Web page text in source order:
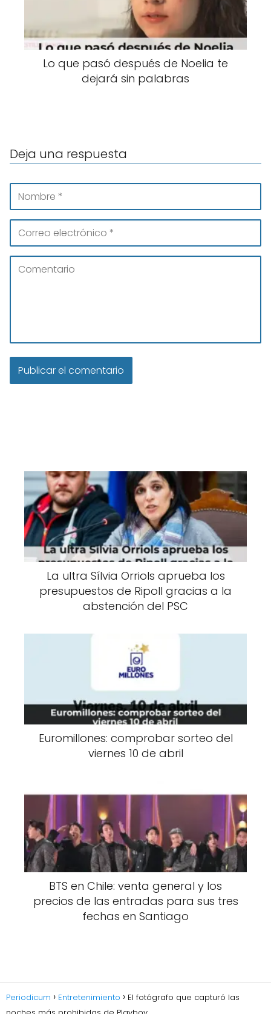
Lo que pasó después de Noelia te
dejará sin palabras
Deja una respuesta
La ultra Sílvia Orriols aprueba los
presupuestos de Ripoll gracias a la
abstención del PSC
Euromillones: comprobar sorteo del
viernes 10 de abril
BTS en Chile: venta general y los
precios de las entradas para sus tres
fechas en Santiago
Periodicum Entretenimiento
El fotógrafo que capturó las